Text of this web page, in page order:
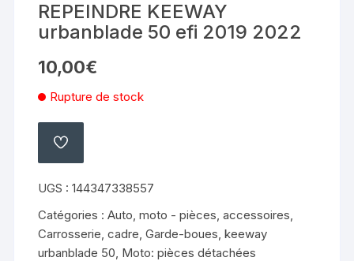
REPEINDRE KEEWAY
urbanblade 50 efi 2019 2022
10,00€
Rupture de stock
AJOUTER
LISTE
UGS :144347338557
Catégories :Auto, moto - pièces, accessoires
Carrosserie, cadre ,Garde-boues ,keeway
urbanblade 50 Moto: pièces détachées